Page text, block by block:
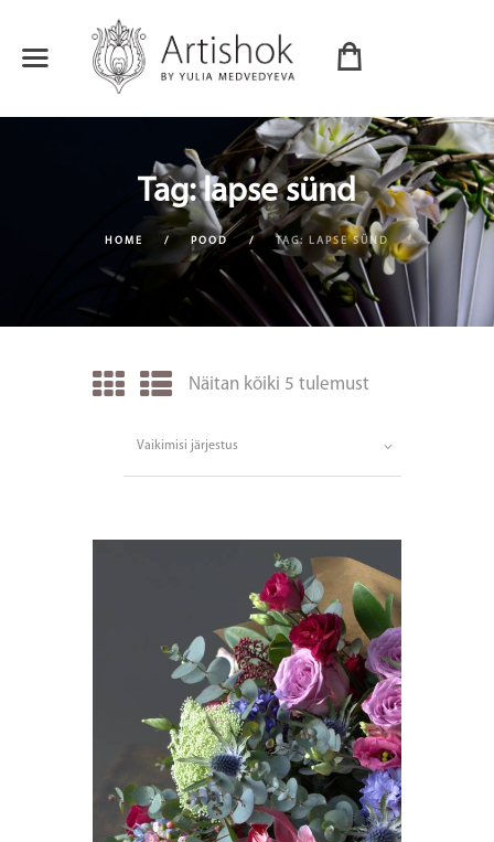
Tag: lapse sünd
HOME POOD TAG: LAPSE SÜND
Näitan kõiki 5 tulemust